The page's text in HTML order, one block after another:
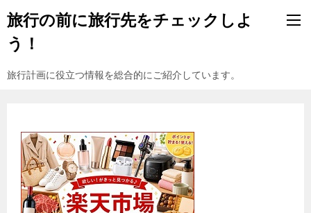
旅行の前に旅行先をチェックしよ
う！
旅行計画に役立つ情報を総合的にご紹介しています。